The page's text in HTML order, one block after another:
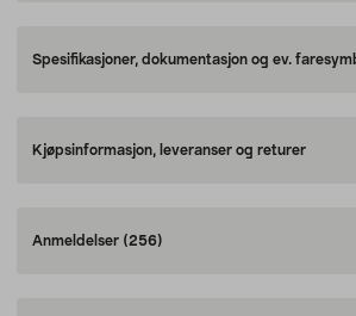
Spesifikasjoner, dokumentasjon og ev.
Kjøpsinformasjon, leveranser og returer
Anmeldelser (256)